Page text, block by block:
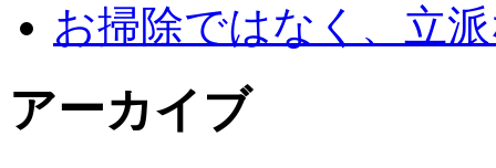
お掃除ではなく、立
アーカイブ